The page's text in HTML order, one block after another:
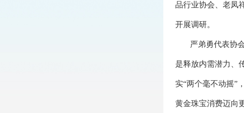
品行业协会、老凤
开展调研。
严弟勇代表协
是释放内需潜力、
实“两个毫不动摇”
黄金珠宝消费迈向